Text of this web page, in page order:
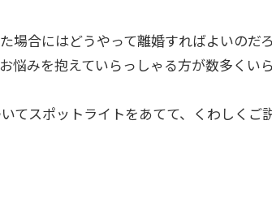
場合にはどうやって離婚すればよいのだろ
悩みを抱えていらっしゃる方が数多くい
てスポットライトをあてて、くわしくご